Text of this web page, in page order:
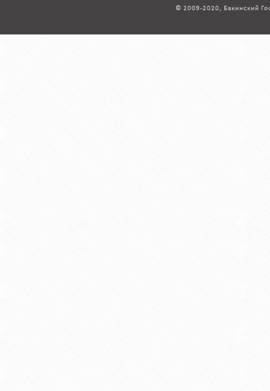
© 2009-2020, Бакинский